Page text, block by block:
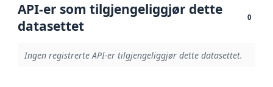
API-er som tilgjengeliggjør dette
datasettet
0
Ingen registrerte API-er tilgjengeliggjør dette datasettet.